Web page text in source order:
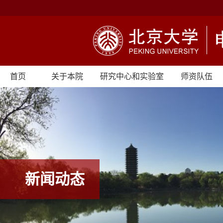
首页 关于本院 研究中心和实验室 师资队伍
新闻动态